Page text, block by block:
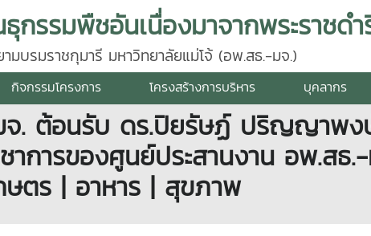
กรรมพืชอันเนื่องมาจากพระราชดำ
มบรมราชกุมารี มหาวิทยาลัยแม่โจ้ (อพ.สธ.-มจ.)
กิจกรรมโครงการ โครงสร้างการบริหาร บุคลากร
จ. ต้อนรับ ดร.ปิยรัษฏ์ ปริญญาพ
การของศูนย์ประสานงาน อพ.สธ
ตร | อาหาร | สุขภาพ